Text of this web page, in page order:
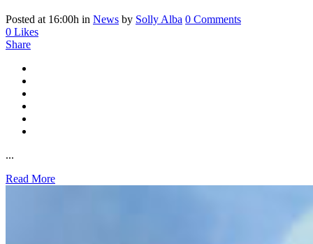
Posted at 16:00h in News by Solly Alba 0 Comments
0 Likes
Share
...
Read More